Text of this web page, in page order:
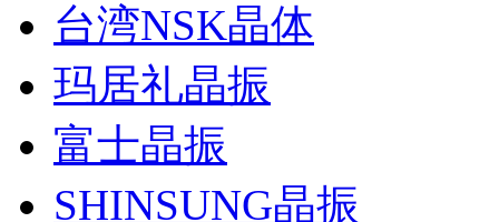
台湾NSK晶体
玛居礼晶振
富士晶振
SHINSUNG晶振